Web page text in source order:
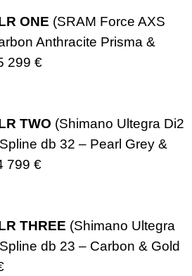
ONE (SRAM Force AXS
Anthracite Prisma &
299 €
TWO (Shimano Ultegra Di2
db 32 – Pearl Grey &
799 €
THREE (Shimano Ultegra
db 23 – Carbon & Gold